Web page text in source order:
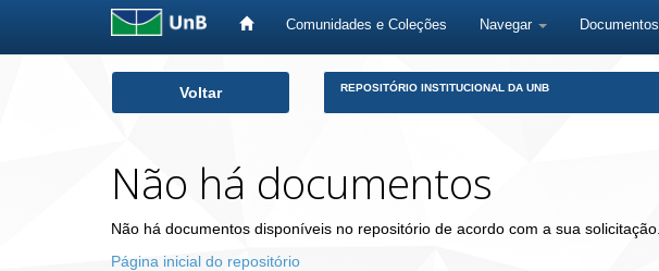
Comunidades e Coleções Navegar Documentos
Voltar REPOSITÓRIO INSTITUCIONAL DA UNB
Não há documentos
Não há documentos disponíveis no repositório de acordo com a sua solicitação.
Página inicial do repositório